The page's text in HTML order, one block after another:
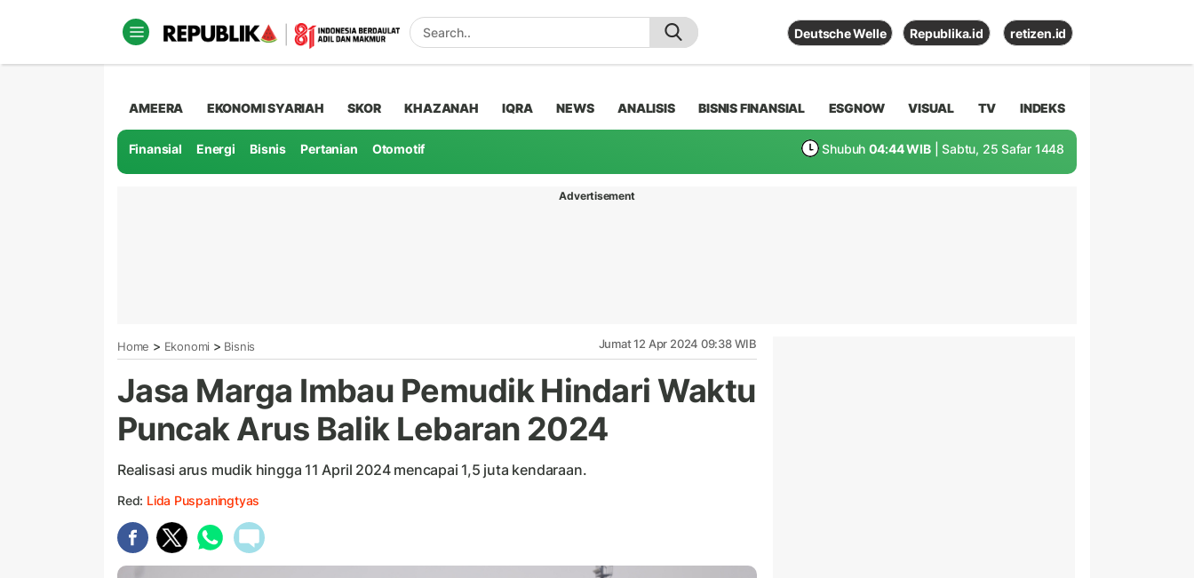
Deutsche Welle Republika.id retizen.id
AMEERA EKONOMI SYARIAH SKOR KHAZANAH IQRA NEWS ANALISIS BISNIS FINANSIAL ESGNOW VISUAL TV INDEKS
Finansial Energi Bisnis Pertanian Otomotif Shubuh 04:44 WIB | Sabtu, 25 Safar 1448
Advertisement
Home > Ekonomi > Bisnis Jumat 12 Apr 2024 09:38 WIB
Jasa Marga Imbau Pemudik Hindari Waktu
Puncak Arus Balik Lebaran 2024
Realisasi arus mudik hingga 11 April 2024 mencapai 1,5 juta kendaraan.
Red: Lida Puspaningtyas